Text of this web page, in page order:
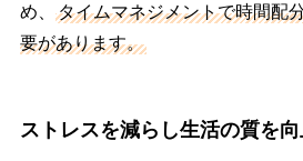
め、
タイムマネジメントで時間配
要があります。
ストレスを減らし生活の質を